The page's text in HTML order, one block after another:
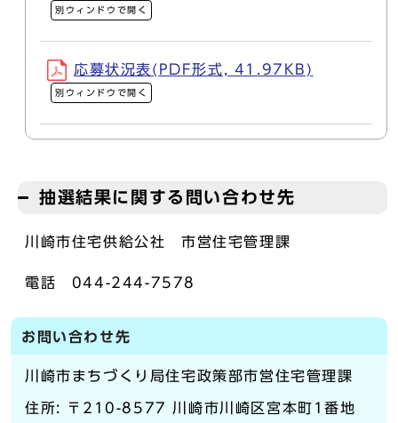
別ウィンドウで開く
応募状況表(PDF形式, 41.97KB)
別ウィンドウで開く
抽選結果に関する問い合わせ先
川崎市住宅供給公社 市営住宅管理課
電話 044-244-7578
お問い合わせ先
川崎市まちづくり局住宅政策部市営住宅管理課
住所: 〒210-8577 川崎市川崎区宮本町1番地